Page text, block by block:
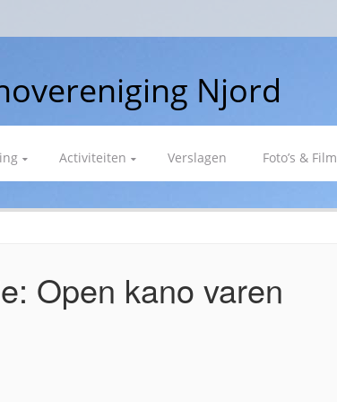
Njord
Activiteiten Verslagen Foto’s & Film
Open kano varen